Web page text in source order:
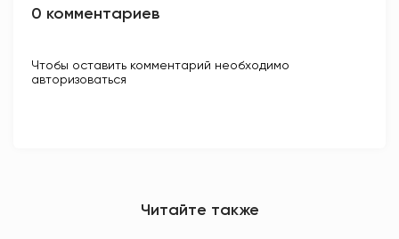
0 комментариев
Чтобы оставить комментарий необходимо
авторизоваться
Читайте также